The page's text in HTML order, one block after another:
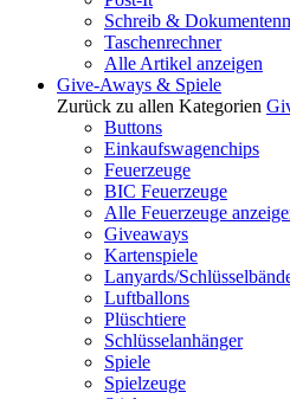
Schreib &
Taschenrechner
Alle Artikel anzeigen
Give-Aways & Spiele
Zurück zu allen Kategorien
Buttons
Einkaufswagenchips
Feuerzeuge
BIC Feuerzeuge
Alle Feuerzeuge
Giveaways
Kartenspiele
Lanyards/
Luftballons
Plüschtiere
Schlüsselanhänger
Spiele
Spielzeuge